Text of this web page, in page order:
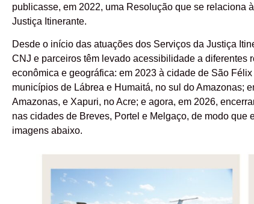
publicasse, em 2022, uma Resolução que se relaciona
Justiça Itinerante.
Desde o início das atuações dos Serviços da Justiça
CNJ e parceiros têm levado acessibilidade a diferentes
econômica e geográfica: em 2023 à cidade de São
municípios de Lábrea e Humaitá, no sul do Amazonas;
Amazonas, e Xapuri, no Acre; e agora, em 2026,
nas cidades de Breves, Portel e Melgaço, de modo
imagens abaixo.